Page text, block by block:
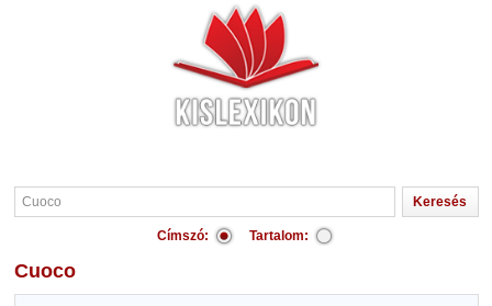
Címszó: Tartalom:
Cuoco